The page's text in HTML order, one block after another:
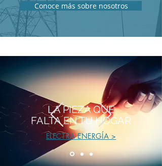
Conoce más sobre nosotros
LA PIEZA QUE
FALTA EN TU HOGAR
ELECTRA ENERGÍA >